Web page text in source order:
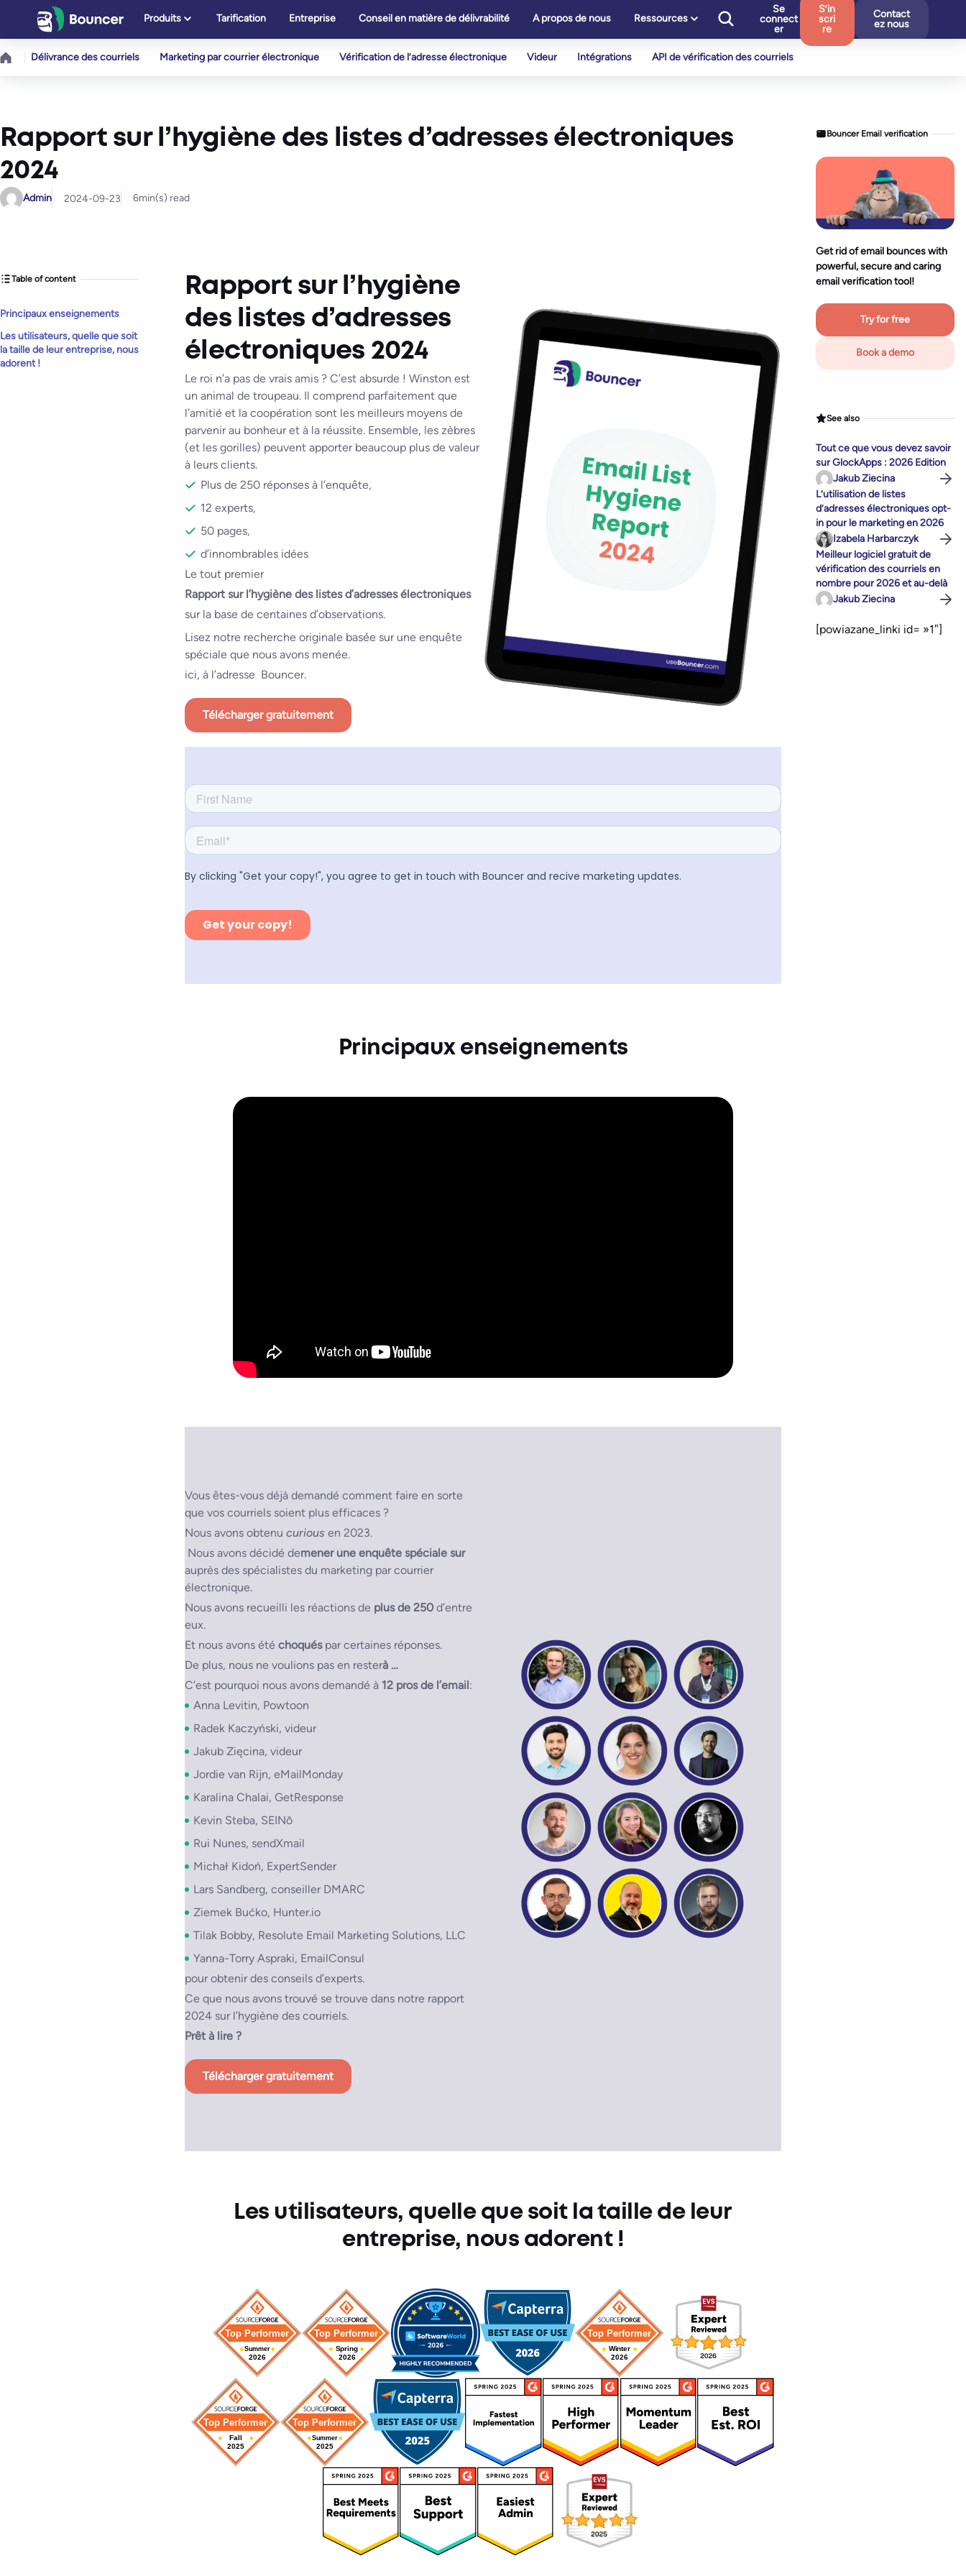
contenu
Produits Tarification Entreprise Conseil en matière de délivrabilité A propos de nous Ressources
Se
connect
er
S’in
scri
re
Contact
ez nous
Délivrance des courriels Marketing par courrier électronique Vérification de l’adresse électronique Videur Intégrations API de vérification des courriels
Rapport sur l’hygiène des listes d’adresses électroniques
2024
Admin 2024-09-23 6min(s) read
Table of content
Principaux enseignements
Les utilisateurs, quelle que soit
la taille de leur entreprise, nous
adorent !
Rapport sur l’hygiène
des listes d’adresses
électroniques 2024
Le roi n’a pas de vrais amis ? C’est absurde ! Winston est
un animal de troupeau. Il comprend parfaitement que
l’amitié et la coopération sont les meilleurs moyens de
parvenir au bonheur et à la réussite. Ensemble, les zèbres
(et les gorilles) peuvent apporter beaucoup plus de valeur
à leurs clients.
Plus de 250 réponses à l’enquête,
12 experts,
50 pages,
d’innombrables idées
Le tout premier
Rapport sur l’hygiène des listes d’adresses électroniques
sur la base de centaines d’observations.
Lisez notre recherche originale basée sur une enquête
spéciale que nous avons menée.
ici, à l’adresse Bouncer.
Télécharger gratuitement
Principaux enseignements
Vous êtes-vous déjà demandé comment faire en sorte
que vos courriels soient plus efficaces ?
Nous avons obtenu curious en 2023.
Nous avons décidé demener une enquête spéciale sur
auprès des spécialistes du marketing par courrier
électronique.
Nous avons recueilli les réactions de plus de 250 d’entre
eux.
Et nous avons été choquéspar certaines réponses.
De plus, nous ne voulions pas en resterà …
C’est pourquoi nous avons demandé à 12 pros de l’email:
Anna Levitin, Powtoon
Radek Kaczyński, videur
Jakub Zięcina, videur
Jordie van Rijn, eMailMonday
Karalina Chalai, GetResponse
Kevin Steba, SEINō
Rui Nunes, sendXmail
Michał Kidoń, ExpertSender
Lars Sandberg, conseiller DMARC
Ziemek Bućko, Hunter.io
Tilak Bobby, Resolute Email Marketing Solutions, LLC
Yanna-Torry Aspraki, EmailConsul
pour obtenir des conseils d’experts.
Ce que nous avons trouvé se trouve dans notre rapport
2024 sur l’hygiène des courriels.
Prêt à lire ?
Télécharger gratuitement
Les utilisateurs, quelle que soit la taille de leur
entreprise, nous adorent !
Bouncer Email verification
Get rid of email bounces with
powerful, secure and caring
email verification tool!
Try for free
Book a demo
See also
Tout ce que vous devez savoir
sur GlockApps : 2026 Edition
Jakub Ziecina
L’utilisation de listes
d’adresses électroniques opt-
in pour le marketing en 2026
Izabela Harbarczyk
Meilleur logiciel gratuit de
vérification des courriels en
nombre pour 2026 et au-delà
Jakub Ziecina
[powiazane_linki id= »1″]